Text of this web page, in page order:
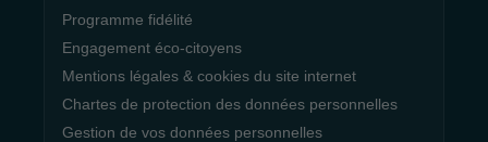
Programme fidélité
Engagement éco-citoyens
Mentions légales & cookies du site internet
Chartes de protection des données personnelles
Gestion de vos données personnelles